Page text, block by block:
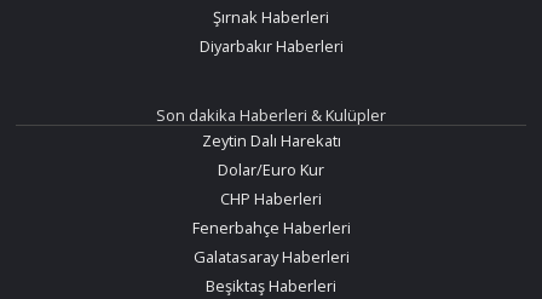
Şırnak Haberleri
Diyarbakır Haberleri
Son dakika Haberleri & Kulüpler
Zeytin Dalı Harekatı
Dolar/Euro Kur
CHP Haberleri
Fenerbahçe Haberleri
Galatasaray Haberleri
Beşiktaş Haberleri